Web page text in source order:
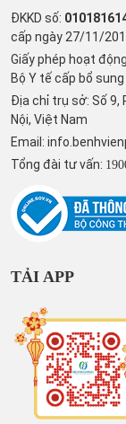
ĐKKD số:
cấp ngày 27/11/
Giấy phép hoạt
Bộ Y tế cấp bổ
Địa chỉ trụ sở: Số 9,
Nội, Việt Nam
Email:
Tổng đài tư vấn:
TẢI APP